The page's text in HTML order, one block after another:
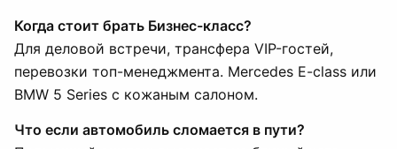
Когда стоит брать Бизнес-класс?
Для деловой встречи, трансфера VIP-гостей,
перевозки топ-менеджмента. Mercedes E-class или
BMW 5 Series с кожаным салоном.
Что если автомобиль сломается в пути?